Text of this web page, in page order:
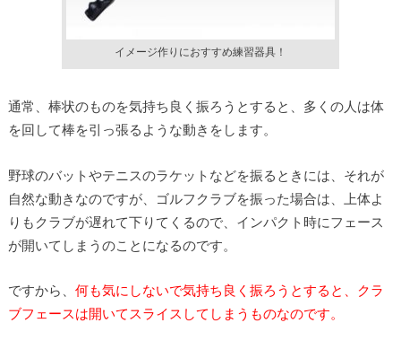
イメージ作りにおすすめ練習器具！
通常、棒状のものを気持ち良く振ろうとすると、多くの人は体
を回して棒を引っ張るような動きをします。
野球のバットやテニスのラケットなどを振るときには、それが
自然な動きなのですが、ゴルフクラブを振った場合は、上体よ
りもクラブが遅れて下りてくるので、インパクト時にフェース
が開いてしまうのことになるのです。
ですから、 何も気にしないで気持ち良く振ろうとすると、クラ
ブフェースは開いてスライスしてしまうものなのです。